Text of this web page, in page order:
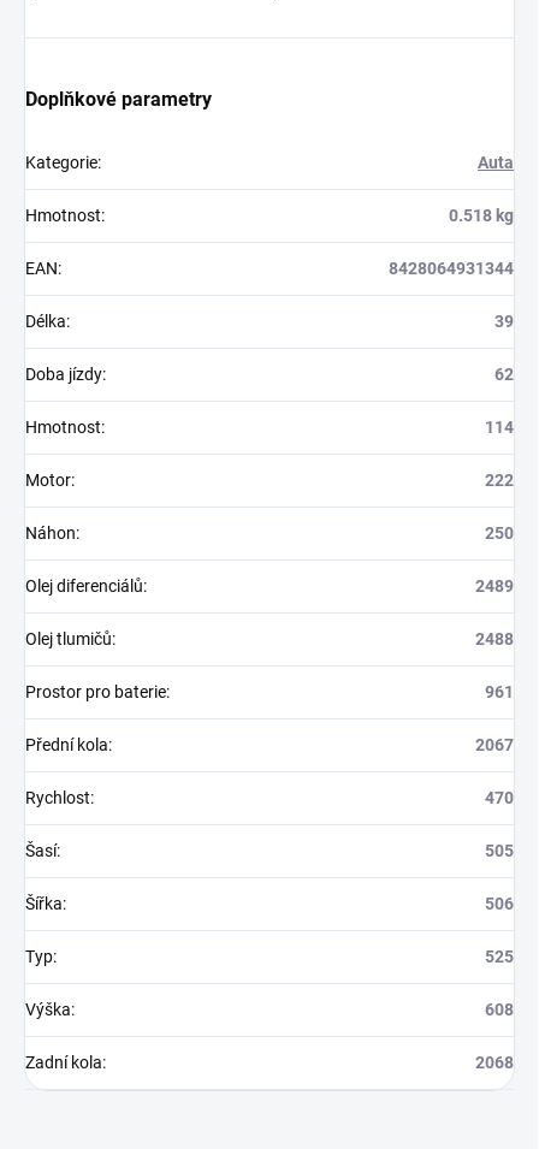
Doplňkové parametry
Kategorie: Auta
Hmotnost: 0.518 kg
EAN: 8428064931344
Délka: 39
Doba jízdy: 62
Hmotnost: 114
Motor: 222
Náhon: 250
Olej diferenciálů: 2489
Olej tlumičů: 2488
Prostor pro baterie: 961
Přední kola: 2067
Rychlost: 470
Šasí: 505
Šířka: 506
Typ: 525
Výška: 608
Zadní kola: 2068